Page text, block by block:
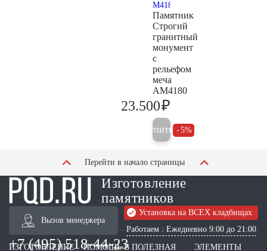
Памятник
Строгий
гранитный
монумент
с
рельефом
меча
AM4180
23.500₽
Купить 5%
Перейти в начало страницы
Изготовление
памятников
Вызов менеджера
Установка на ВСЕХ кладбищах
Работаем : Ежедневно 9:00 до 21:00
+7 (495) 518-44-23
ИЗГОТОВЛЕНИЕ ПОМОЩЬ В ПОЛЕЗНАЯ ЭЛЕМЕНТЫ